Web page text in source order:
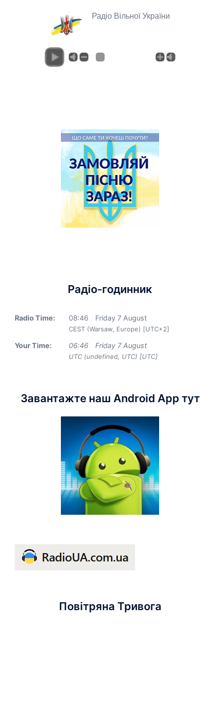
Радіо Вільної України
Радіо-годинник
Radio Time: 08:46 Friday 7 August
CEST (Warsaw, Europe) [UTC+2]
Your Time: 06:46 Friday 7 August
UTC (undefined, UTC) [UTC]
Завантажте наш Android App тут
Повітряна Тривога